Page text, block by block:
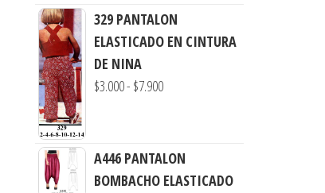
hasta
$8.900
de
precios:
$3.290
329 PANTALON
ELASTICADO EN CINTURA
DE NINA
$3.000- $7.900Rango
desde
$3.000
A446 PANTALON
BOMBACHO ELASTICADO